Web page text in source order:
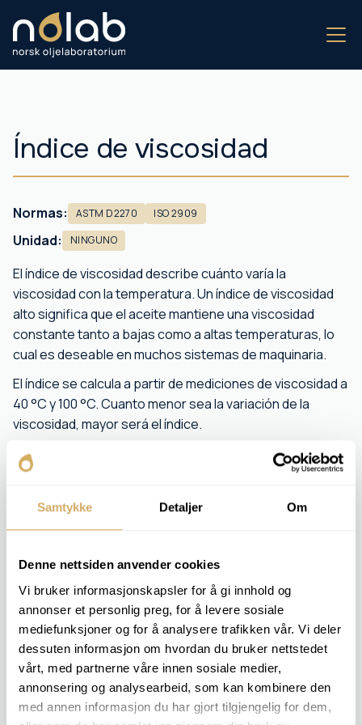
Samtykke Detaljer Om
Denne nettsiden anvender cookies
Vi bruker informasjonskapsler for å gi innhold og
annonser et personlig preg, for å levere sosiale
mediefunksjoner og for å analysere trafikken vår. Vi deler
dessuten informasjon om hvordan du bruker nettstedet
vårt, med partnerne våre innen sosiale medier,
annonsering og analysearbeid, som kan kombinere den
med annen informasjon du har gjort tilgjengelig for dem,
Índice de viscosidad
Normas: ASTM D2270 ISO 2909
Unidad: NINGUNO
El índice de viscosidad describe cuánto varía la
viscosidad con la temperatura. Un índice de viscosidad
alto significa que el aceite mantiene una viscosidad
constante tanto a bajas como a altas temperaturas, lo
cual es deseable en muchos sistemas de maquinaria.
El índice se calcula a partir de mediciones de viscosidad a
40 °C y 100 °C. Cuanto menor sea la variación de la
viscosidad, mayor será el índice.
El cliente recibe información sobre la estabilidad del
aceite durante las fluctuaciones de temperatura, una
equipos expuestos a condiciones de funcionamiento
variables.
PAQUETES DE ANÁLISIS RELEVANTES
MOTOR 2
OIL 2
OIL 4
OIL 5
ACEITE DE TRANSFERENCIA DE CALOR 2
ACEITE DE TRANSFERENCIA DE CALOR 3
ACEITE DE TRANSFERENCIA DE CALOR 4